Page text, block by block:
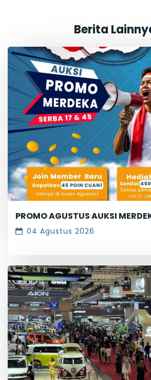
Berita
PROMO AGUSTUS AUKSI
04 Agustus 2026